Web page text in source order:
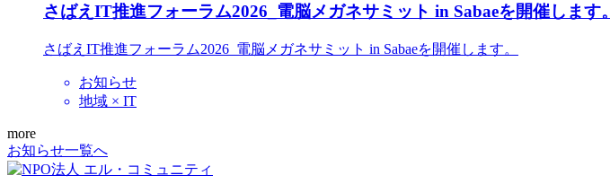
さばえIT推進フォーラム2026_電脳メガネサミット in Sabaeを開催します。
さばえIT推進フォーラム2026_電脳メガネサミット in Sabaeを開催します。
お知らせ
地域 × IT
more
お知らせ一覧へ